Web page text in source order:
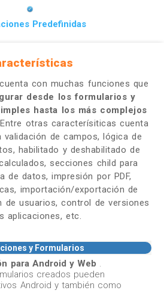
Predefinidas
cuenta con muchas funciones que
desde los formularios y
hasta los más complejos
Entre otras caracterísiticas cuenta
de campos, lógica de
habilitado y deshabilitado de
secciones child para
de datos, impresión por PDF,
importación/exportación de
de usuarios, control de versiones
aplicaciones, etc.
y Formularios
para Android y Web .
creados pueden
Android y también como